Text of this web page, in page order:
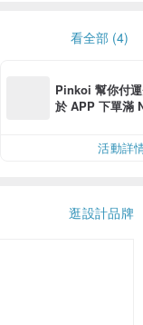
看全部 (4)
Pinkoi 幫你付
於 APP 下單滿
活動詳
逛設計品牌